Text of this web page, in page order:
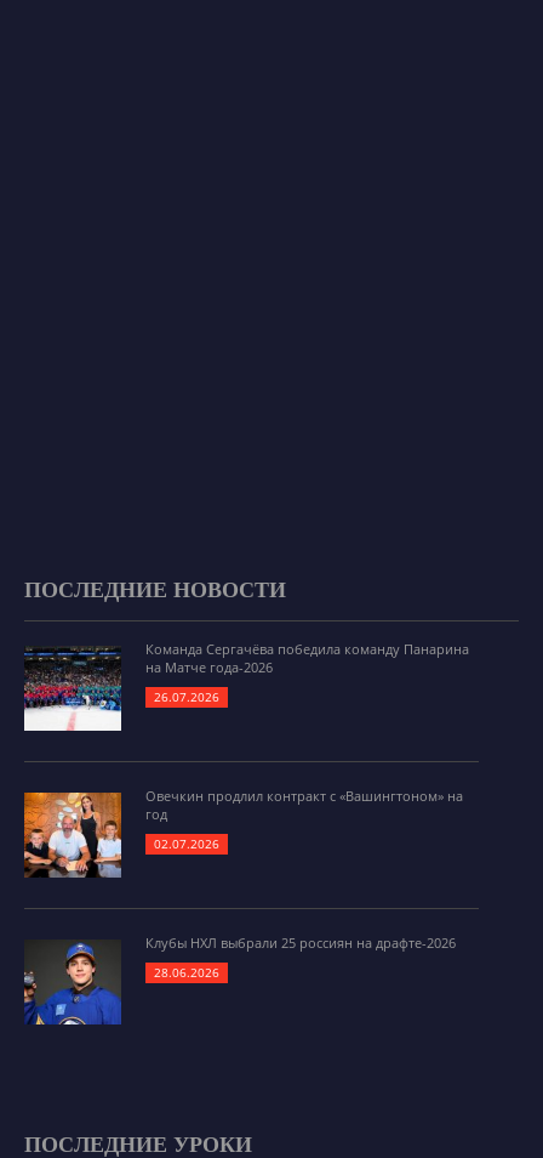
ПОСЛЕДНИЕ НОВОСТИ
Команда Сергачёва победила команду Панарина
на Матче года-2026
26.07.2026
Овечкин продлил контракт с «Вашингтоном» на
год
02.07.2026
Клубы НХЛ выбрали 25 россиян на драфте-2026
28.06.2026
ПОСЛЕДНИЕ УРОКИ